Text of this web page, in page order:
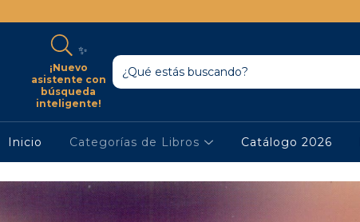
✨
¡Nuevo
asistente con
búsqueda
inteligente!
Inicio Categorías de Libros Catálogo 2026